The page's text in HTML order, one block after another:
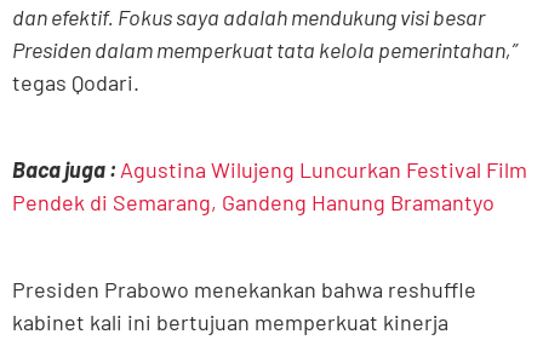
dan efektif. Fokus saya adalah mendukung visi besar
Presiden dalam memperkuat tata kelola pemerintahan,”
tegas Qodari.
Baca juga :Agustina Wilujeng Luncurkan Festival Film
Pendek di Semarang, Gandeng Hanung Bramantyo
Presiden Prabowo menekankan bahwa reshuffle
kabinet kali ini bertujuan memperkuat kinerja